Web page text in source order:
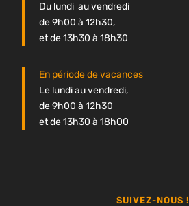
Du lundi au vendredi
de 9h00 à 12h30,
et de 13h30 à 18h30
En période de vacances
Le lundi au vendredi,
de 9h00 à 12h30
et de 13h30 à 18h00
SUIVEZ-NOUS !